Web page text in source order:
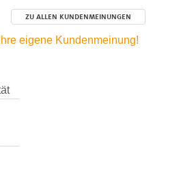
ZU ALLEN KUNDENMEINUNGEN
eigene Kundenmeinung!